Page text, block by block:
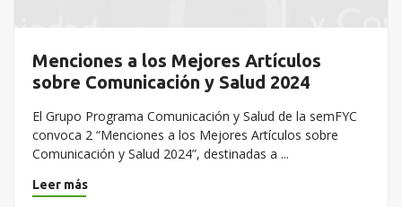
Menciones a los Mejores Artículos
sobre Comunicación y Salud 2024
El Grupo Programa Comunicación y Salud de la semFYC
convoca 2 “Menciones a los Mejores Artículos sobre
Comunicación y Salud 2024”, destinadas a ...
Leer más